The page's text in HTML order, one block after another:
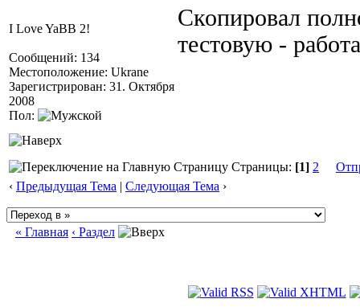
I Love YaBB 2!
Сообщений: 134
Местоположение: Ukrane
Зарегистрирован: 31. Октября
2008
Пол:
Скопировал
тестовую -
Страницы: [1] 2
‹ Предыдущая Тема | Следующая Тема ›
« Главная ‹ Раздел